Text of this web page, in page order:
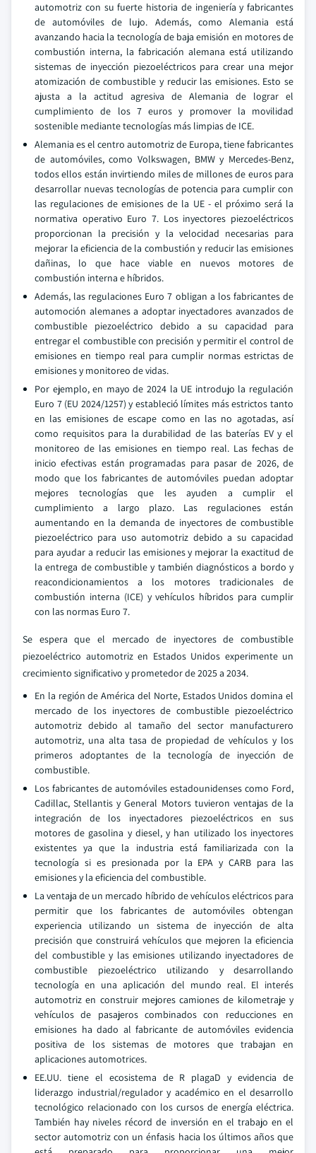
automotriz con su fuerte historia de ingeniería y fabricantes
de automóviles de lujo. Además, como Alemania está
avanzando hacia la tecnología de baja emisión en motores de
combustión interna, la fabricación alemana está utilizando
sistemas de inyección piezoeléctricos para crear una mejor
atomización de combustible y reducir las emisiones. Esto se
ajusta a la actitud agresiva de Alemania de lograr el
cumplimiento de los 7 euros y promover la movilidad
sostenible mediante tecnologías más limpias de ICE.
Alemania es el centro automotriz de Europa, tiene fabricantes
de automóviles, como Volkswagen, BMW y Mercedes-Benz,
todos ellos están invirtiendo miles de millones de euros para
desarrollar nuevas tecnologías de potencia para cumplir con
las regulaciones de emisiones de la UE - el próximo será la
normativa operativo Euro 7. Los inyectores piezoeléctricos
proporcionan la precisión y la velocidad necesarias para
mejorar la eficiencia de la combustión y reducir las emisiones
dañinas, lo que hace viable en nuevos motores de
combustión interna e híbridos.
Además, las regulaciones Euro 7 obligan a los fabricantes de
automoción alemanes a adoptar inyectadores avanzados de
combustible piezoeléctrico debido a su capacidad para
entregar el combustible con precisión y permitir el control de
emisiones en tiempo real para cumplir normas estrictas de
emisiones y monitoreo de vidas.
Por ejemplo, en mayo de 2024 la UE introdujo la regulación
Euro 7 (EU 2024/1257) y estableció límites más estrictos tanto
en las emisiones de escape como en las no agotadas, así
como requisitos para la durabilidad de las baterías EV y el
monitoreo de las emisiones en tiempo real. Las fechas de
inicio efectivas están programadas para pasar de 2026, de
modo que los fabricantes de automóviles puedan adoptar
mejores tecnologías que les ayuden a cumplir el
cumplimiento a largo plazo. Las regulaciones están
aumentando en la demanda de inyectores de combustible
piezoeléctrico para uso automotriz debido a su capacidad
para ayudar a reducir las emisiones y mejorar la exactitud de
la entrega de combustible y también diagnósticos a bordo y
reacondicionamientos a los motores tradicionales de
combustión interna (ICE) y vehículos híbridos para cumplir
con las normas Euro 7.
Se espera que el mercado de inyectores de combustible
piezoeléctrico automotriz en Estados Unidos experimente un
crecimiento significativo y prometedor de 2025 a 2034.
En la región de América del Norte, Estados Unidos domina el
mercado de los inyectores de combustible piezoeléctrico
automotriz debido al tamaño del sector manufacturero
automotriz, una alta tasa de propiedad de vehículos y los
primeros adoptantes de la tecnología de inyección de
combustible.
Los fabricantes de automóviles estadounidenses como Ford,
Cadillac, Stellantis y General Motors tuvieron ventajas de la
integración de los inyectadores piezoeléctricos en sus
motores de gasolina y diesel, y han utilizado los inyectores
existentes ya que la industria está familiarizada con la
tecnología si es presionada por la EPA y CARB para las
emisiones y la eficiencia del combustible.
La ventaja de un mercado híbrido de vehículos eléctricos para
permitir que los fabricantes de automóviles obtengan
experiencia utilizando un sistema de inyección de alta
precisión que construirá vehículos que mejoren la eficiencia
del combustible y las emisiones utilizando inyectadores de
combustible piezoeléctrico utilizando y desarrollando
tecnología en una aplicación del mundo real. El interés
automotriz en construir mejores camiones de kilometraje y
vehículos de pasajeros combinados con reducciones en
emisiones ha dado al fabricante de automóviles evidencia
positiva de los sistemas de motores que trabajan en
aplicaciones automotrices.
EE.UU. tiene el ecosistema de R plagaD y evidencia de
liderazgo industrial/regulador y académico en el desarrollo
tecnológico relacionado con los cursos de energía eléctrica.
También hay niveles récord de inversión en el trabajo en el
sector automotriz con un énfasis hacia los últimos años que